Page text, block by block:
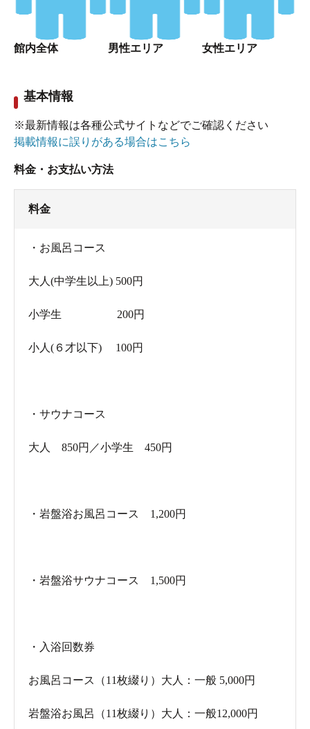
館内全体 男性エリア 女性エリア
基本情報
※最新情報は各種公式サイトなどでご確認ください
掲載情報に誤りがある場合はこちら
料金・お支払い方法
料金
・お風呂コース
大人(中学生以上) 500円
小学生 200円
小人(６才以下) 100円
・サウナコース
大人 850円／小学生 450円
・岩盤浴お風呂コース 1,200円
・岩盤浴サウナコース 1,500円
・入浴回数券
お風呂コース（11枚綴り）大人：一般 5,000円
岩盤浴お風呂（11枚綴り）大人：一般12,000円